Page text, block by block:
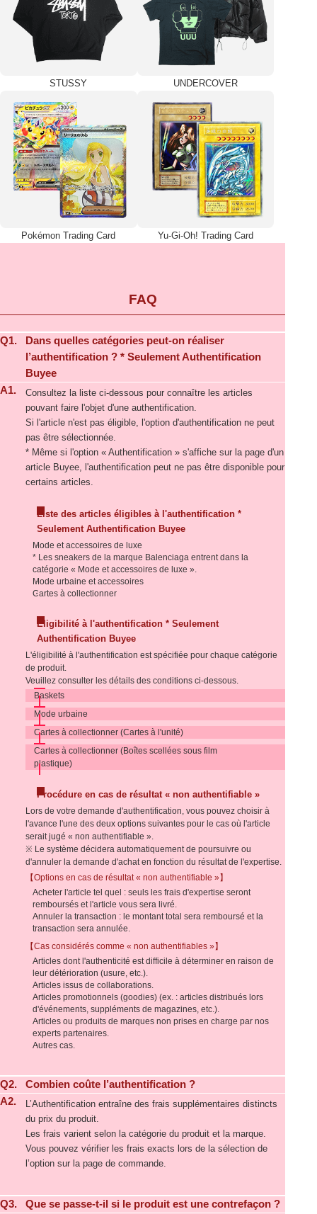
STUSSY UNDERCOVER
Pokémon Trading Card Yu-Gi-Oh! Trading Card
FAQ
Q1.
Dans quelles catégories peut-on réaliser
l’authentification ? * Seulement Authentification
Buyee
A1.
Consultez la liste ci-dessous pour connaître les articles
pouvant faire l'objet d'une authentification.
Si l'article n'est pas éligible, l'option d'authentification ne peut
pas être sélectionnée.
* Même si l'option « Authentification » s'affiche sur la page d'un
article Buyee, l'authentification peut ne pas être disponible pour
certains articles.
Liste des articles éligibles à l'authentification *
Seulement Authentification Buyee
Mode et accessoires de luxe
* Les sneakers de la marque Balenciaga entrent dans la
catégorie « Mode et accessoires de luxe ».
Mode urbaine et accessoires
Cartes à collectionner
Éligibilité à l'authentification * Seulement
Authentification Buyee
L'éligibilité à l'authentification est spécifiée pour chaque catégorie
de produit.
Veuillez consulter les détails des conditions ci-dessous.
Baskets
Mode urbaine
Cartes à collectionner (Cartes à l'unité)
Cartes à collectionner (Boîtes scellées sous film
plastique)
Procédure en cas de résultat « non authentifiable »
Lors de votre demande d'authentification, vous pouvez choisir à
l'avance l'une des deux options suivantes pour le cas où l'article
serait jugé « non authentifiable ».
※ Le système décidera automatiquement de poursuivre ou
d'annuler la demande d'achat en fonction du résultat de l'expertise.
【Options en cas de résultat « non authentifiable »】
Acheter l'article tel quel : seuls les frais d'expertise seront
remboursés et l'article vous sera livré.
Annuler la transaction : le montant total sera remboursé et la
transaction sera annulée.
【Cas considérés comme « non authentifiables »】
Articles dont l'authenticité est difficile à déterminer en raison de
leur détérioration (usure, etc.).
Articles issus de collaborations.
Articles promotionnels (goodies) (ex. : articles distribués lors
d'événements, suppléments de magazines, etc.).
Articles ou produits de marques non prises en charge par nos
experts partenaires.
Autres cas.
Q2.
Combien coûte l’authentification ?
A2.
L’Authentification entraîne des frais supplémentaires distincts
du prix du produit.
Les frais varient selon la catégorie du produit et la marque.
Vous pouvez vérifier les frais exacts lors de la sélection de
l’option sur la page de commande.
Q3.
Que se passe-t-il si le produit est une contrefaçon ?